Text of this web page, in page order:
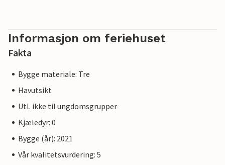
Informasjon om feriehuset
Fakta
Bygge materiale: Tre
Havutsikt
Utl. ikke til ungdomsgrupper
Kjæledyr: 0
Bygge (år): 2021
Vår kvalitetsvurdering: 5